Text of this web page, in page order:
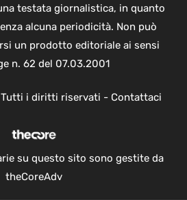
testata giornalistica, in quanto
alcuna periodicità. Non può
un prodotto editoriale ai sensi
n. 62 del 07.03.2001
i diritti riservati - Contattaci
su questo sito sono gestite da
theCoreAdv